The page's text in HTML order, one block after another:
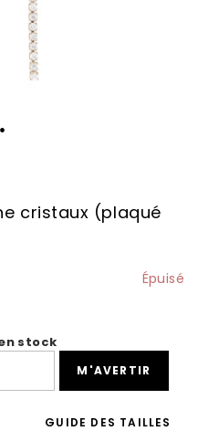
cristaux (plaqué
Épuisé
stock
M'AVERTIR
GUIDE DES TAILLES